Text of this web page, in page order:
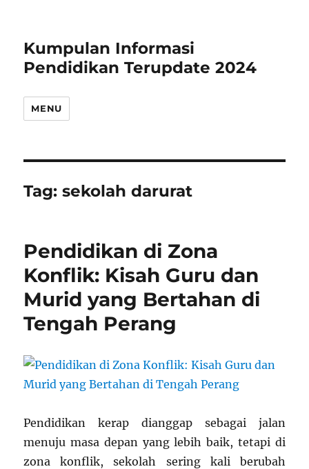
Kumpulan Informasi
Pendidikan Terupdate 2024
MENU
Tag:sekolah darurat
Pendidikan di Zona
Konflik: Kisah Guru dan
Murid yang Bertahan di
Tengah Perang
Pendidikan kerap dianggap sebagai jalan
menuju masa depan yang lebih baik, tetapi di
zona konflik, sekolah sering kali berubah